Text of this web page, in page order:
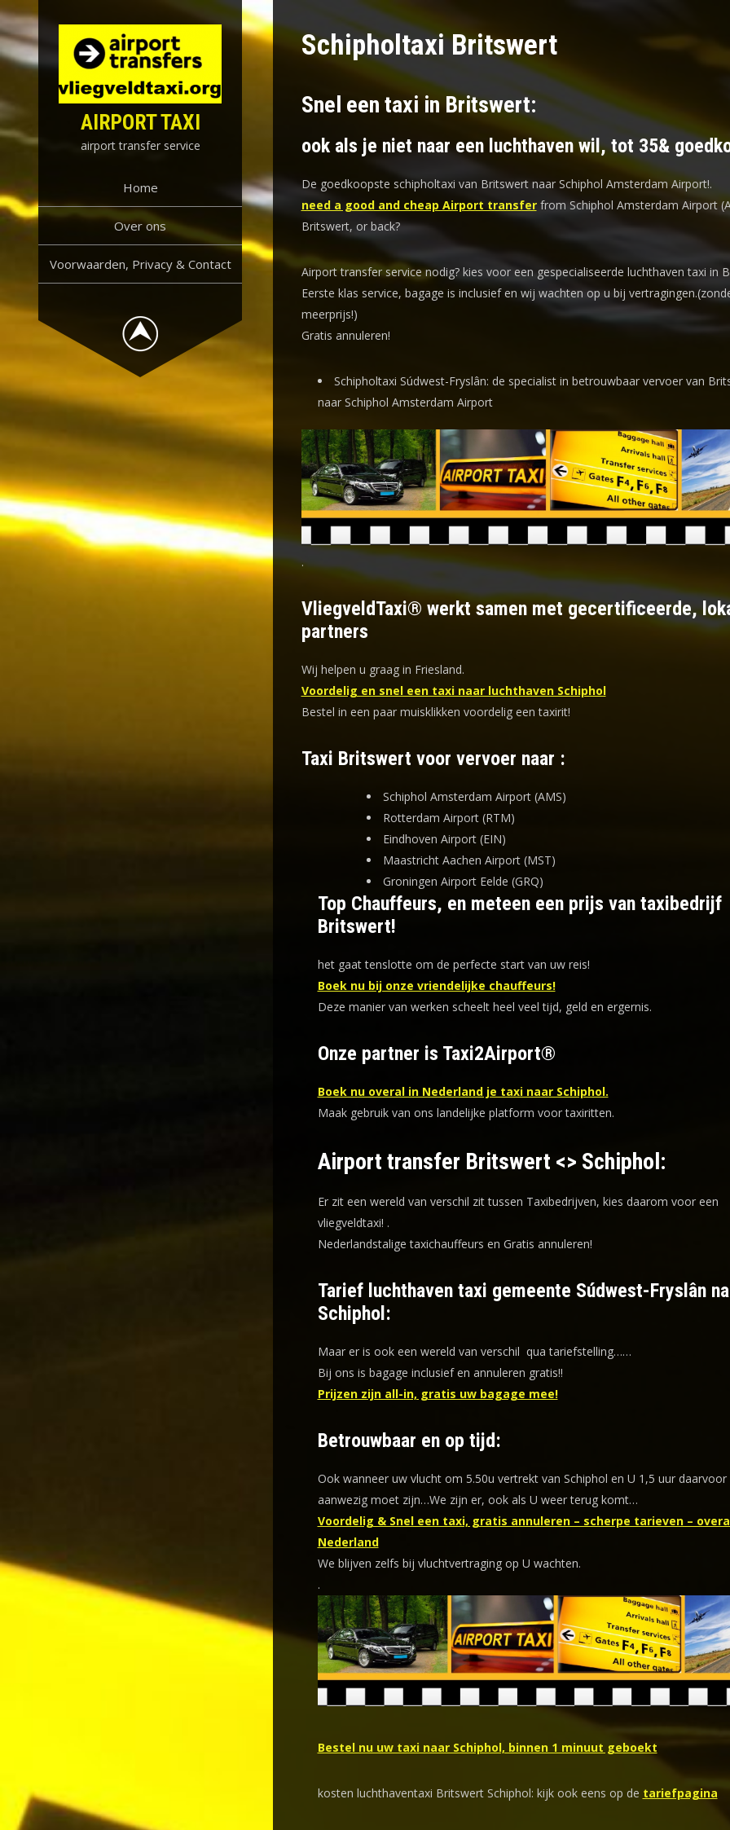
Skip
to
content
AIRPORT TAXI
airport transfer service
Home
Over ons
Voorwaarden, Privacy & Contact
Schipholtaxi Britswert
Snel een taxi in Britswert:
ook als je niet naar een luchthaven wil, tot 35&
De goedkoopste schipholtaxi van Britswert naar Schiphol Amsterdam Airport!.
need a good and cheap Airport transferfrom Schiphol Amsterdam Airport
Britswert, or back?
Airport transfer service nodig? kies voor een gespecialiseerde luchthaven taxi in
Eerste klas service, bagage is inclusief en wij wachten op u bij
meerprijs!)
Gratis annuleren!
Schipholtaxi Súdwest-Fryslân: de specialist in betrouwbaar vervoer van
naar Schiphol Amsterdam Airport
.
VliegveldTaxi® werkt samen met gecertificeerde,
partners
Wij helpen u graag in Friesland.
Voordelig en snel een taxi naar luchthaven Schiphol
Bestel in een paar muisklikken voordelig een taxirit!
Taxi Britswert voor vervoer naar :
Schiphol Amsterdam Airport (AMS)
Rotterdam Airport (RTM)
Eindhoven Airport (EIN)
Maastricht Aachen Airport (MST)
Groningen Airport Eelde (GRQ)
Top Chauffeurs, en meteen een prijs van taxibedrijf
Britswert!
het gaat tenslotte om de perfecte start van uw reis!
Boek nu bij onze vriendelijke chauffeurs!
Deze manier van werken scheelt heel veel tijd, geld en ergernis.
Onze partner is Taxi2Airport®
Boek nu overal in Nederland je taxi naar Schiphol.
Maak gebruik van ons landelijke platform voor taxiritten.
Airport transfer Britswert <> Schiphol:
Er zit een wereld van verschil zit tussen Taxibedrijven, kies daarom voor een
vliegveldtaxi! .
Nederlandstalige taxichauffeurs en Gratis annuleren!
Tarief luchthaven taxi gemeente Súdwest-Fryslân
Schiphol:
Maar er is ook een wereld van verschil qua tariefstelling……
Bij ons is bagage inclusief en annuleren gratis!!
Prijzen zijn all-in, gratis uw bagage mee!
Betrouwbaar en op tijd:
Ook wanneer uw vlucht om 5.50u vertrekt van Schiphol en U 1,5 uur daarvoor
aanwezig moet zijn…We zijn er, ook als U weer terug komt…
Voordelig & Snel een taxi, gratis annuleren – scherpe tarieven –
Nederland
We blijven zelfs bij vluchtvertraging op U wachten.
.
Bestel nu uw taxi naar Schiphol, binnen 1 minuut geboekt
kosten luchthaventaxi Britswert Schiphol: kijk ook eens op de tariefpagina